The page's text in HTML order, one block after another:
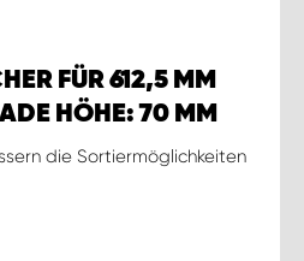
FÜR 612,5 MM
HÖHE: 70 MM
die Sortiermöglichkeiten